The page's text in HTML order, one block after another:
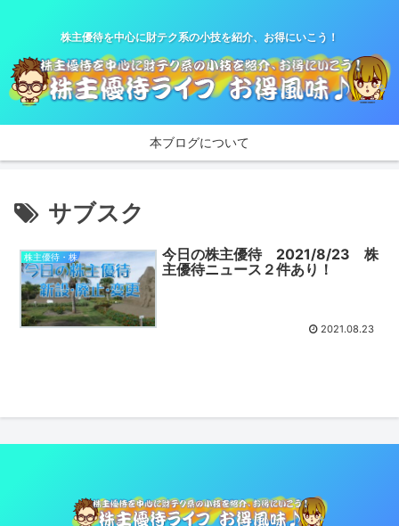
株主優待を中心に財テク系の小技を紹介、お得にいこう！
本ブログについて
サブスク
株主優待・株
今日の株主優待 2021/8/23 株
主優待ニュース２件あり！
2021.08.23